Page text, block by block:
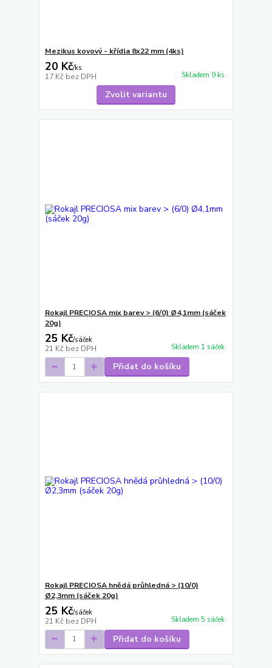
Mezikus kovový - křídla 8x22 mm (4ks)
20 Kč/ks
17 Kč bez DPH Skladem 9 ks
Zvolit variantu
Rokajl PRECIOSA mix barev > (6/0) Ø4,1mm (sáček
20g)
25 Kč/sáček
21 Kč bez DPH Skladem 1 sáček
Přidat do košíku
Rokajl PRECIOSA hnědá průhledná > (10/0)
Ø2,3mm (sáček 20g)
25 Kč/sáček
21 Kč bez DPH Skladem 5 sáček
Přidat do košíku